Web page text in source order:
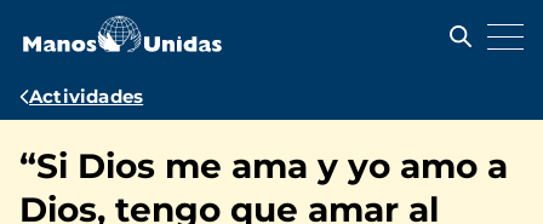
contenido
Ruta
navegación
Actividades
“Si Dios me ama y yo amo a
Dios, tengo que amar al